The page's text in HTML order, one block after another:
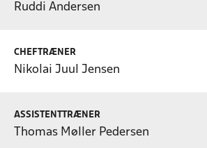
Ruddi Andersen
CHEFTRÆNER
Nikolai Juul Jensen
ASSISTENTTRÆNER
Thomas Møller Pedersen